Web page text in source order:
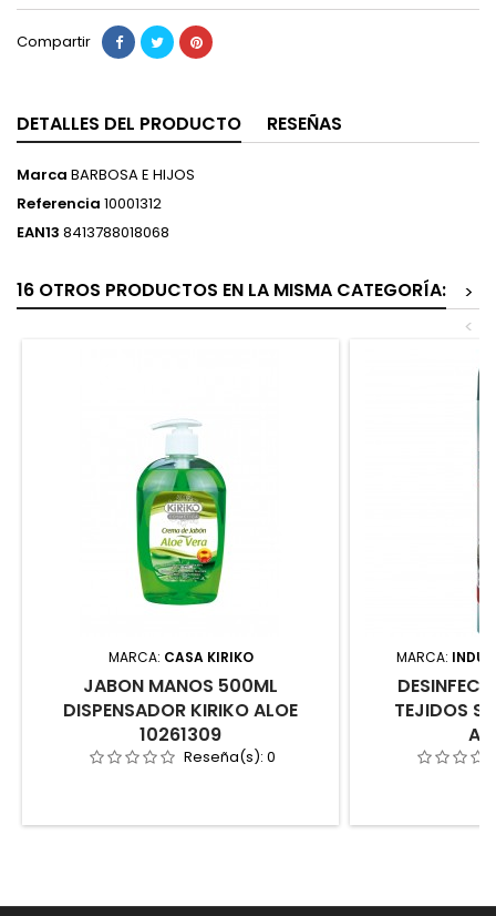
Compartir
DETALLES DEL PRODUCTO RESEÑAS
Marca BARBOSA E HIJOS
Referencia 10001312
EAN13 8413788018068
16 OTROS PRODUCTOS EN LA MISMA CATEGORÍA:
>
<
MARCA: CASA KIRIKO
JABON MANOS 500ML
DISPENSADOR KIRIKO ALOE
10261309
Reseña(s): 0
MARCA:
TEJIDOS